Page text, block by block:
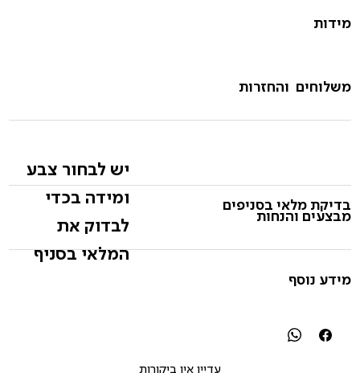
מידות
משלוחים והחזרות
יש לבחור צבע
ומידה בכדי
לבדוק את
המלאי בסניף
בדיקת מלאי בסניפים
מבצעים והנחות
מידע נוסף
עדיין אין ביקורות